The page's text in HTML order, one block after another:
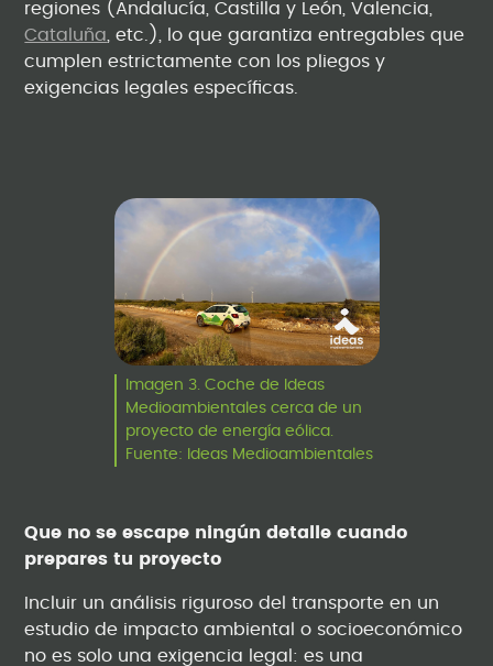
regiones (Andalucía, Castilla y León, Valencia,
Cataluña , etc.), lo que garantiza entregables que
cumplen estrictamente con los pliegos y
exigencias legales específicas.
Imagen 3. Coche de Ideas
Medioambientales cerca de un
proyecto de energía eólica.
Fuente: Ideas Medioambientales
Que no se escape ningún detalle cuando
prepares tu proyecto
Incluir un análisis riguroso del transporte en un
estudio de impacto ambiental o socioeconómico
no es solo una exigencia legal: es una